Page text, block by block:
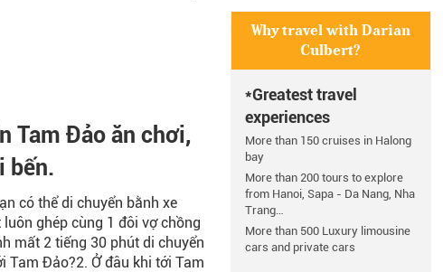
Tam Đảo ăn chơi,
bến.
có thể di chuyển bằnh xe
ghép cùng 1 đôi vợ chồng
mất 2 tiếng 30 phút di chuyển
Tam Đảo?2. Ở đâu khi tới Tam
Why travel with Darian
Culbert?
*Greatest travel
experiences
More than 150 cruises in Halong
bay
More than 200 tours to explore
from Hanoi, Sapa - Da Nang, Nha
Trang…
More than 500 Luxury limousine
cars and private cars